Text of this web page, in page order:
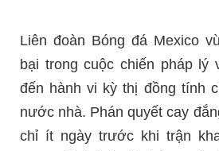
Liên đoàn Bóng đá Mexico
bại trong cuộc chiến pháp lý
đến hành vi kỳ thị đồng tính
nước nhà. Phán quyết cay
chỉ ít ngày trước khi trận